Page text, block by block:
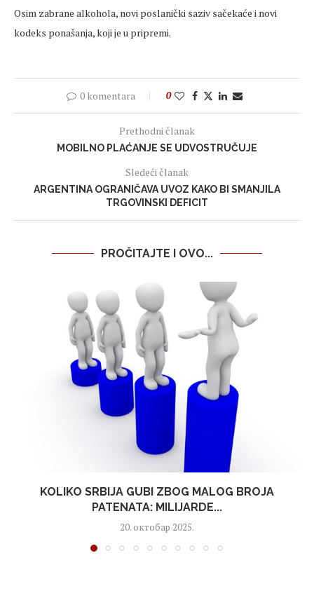
Osim zabrane alkohola, novi poslanički saziv sačekaće i novi
kodeks ponašanja, koji je u pripremi.
0 komentara 0
Prethodni članak
MOBILNO PLAĆANJE SE UDVOSTRUČUJE
Sledeći članak
ARGENTINA OGRANIČAVA UVOZ KAKO BI SMANJILA
TRGOVINSKI DEFICIT
PROČITAJTE I OVO...
KOLIKO SRBIJA GUBI ZBOG MALOG BROJA
PATENATA: MILIJARDE...
20. октобар 2025.